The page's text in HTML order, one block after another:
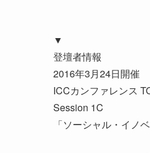
▼
登壇者情報
2016年3月24日開催
ICCカンファレンス
Session 1C
「ソーシャル・イノ